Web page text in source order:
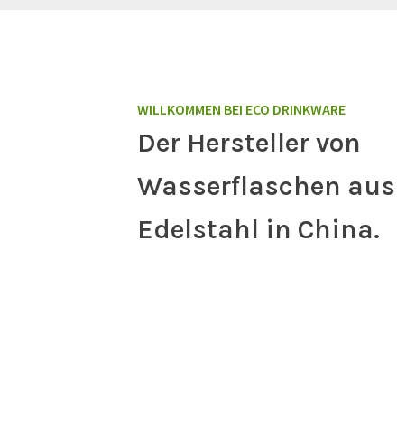
WILLKOMMEN BEI ECO DRINKWARE
Der Hersteller von
Wasserflaschen aus
Edelstahl in China.